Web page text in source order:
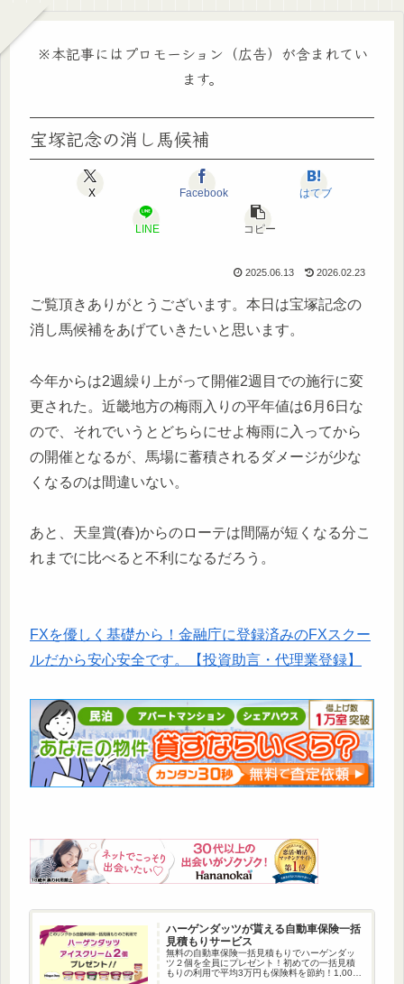
※本記事にはプロモーション（広告）が含まれてい
ます。
宝塚記念の消し馬候補
X Facebook はてブ
LINE コピー
2025.06.13 2026.02.23
ご覧頂きありがとうございます。本日は宝塚記念の
消し馬候補をあげていきたいと思います。
今年からは2週繰り上がって開催2週目での施行に変
更された。近畿地方の梅雨入りの平年値は6月6日な
ので、それでいうとどちらにせよ梅雨に入ってから
の開催となるが、馬場に蓄積されるダメージが少な
くなるのは間違いない。
あと、天皇賞(春)からのローテは間隔が短くなる分こ
れまでに比べると不利になるだろう。
FXを優しく基礎から！金融庁に登録済みのFXスクー
ルだから安心安全です。【投資助言・代理業登録】
ハーゲンダッツが貰える自動車保険一括
見積もりサービス
無料の自動車保険一括見積もりでハーゲンダッ
ツ２個を全員にプレゼント！初めての一括見積
もりの利用で平均3万円も保険料を節約！1,000